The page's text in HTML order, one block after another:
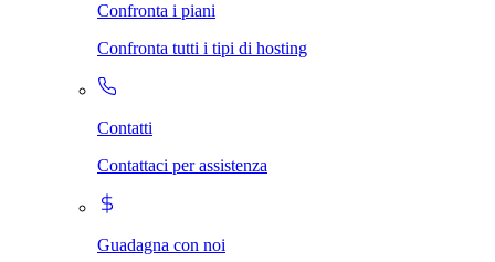
Confronta i piani
Confronta tutti i tipi di hosting
Contatti
Contattaci per assistenza
Guadagna con noi